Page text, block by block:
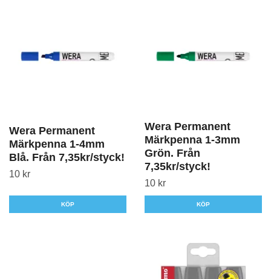
Wera Permanent
Märkpenna 1-4mm
Blå. Från 7,35kr/styck!
10 kr
KÖP
Wera Permanent
Märkpenna 1-3mm
Grön. Från
7,35kr/styck!
10 kr
KÖP